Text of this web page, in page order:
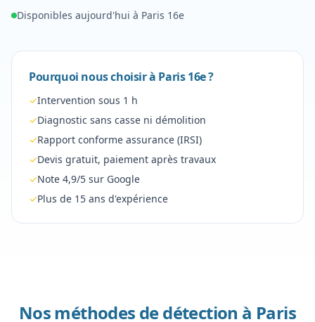
Disponibles aujourd'hui à Paris 16e
Pourquoi nous choisir à Paris 16e?
✓Intervention sous 1 h
✓Diagnostic sans casse ni démolition
✓Rapport conforme assurance (IRSI)
✓Devis gratuit, paiement après travaux
✓Note 4,9/5 sur Google
✓Plus de 15 ans d'expérience
Nos méthodes de détection à Paris